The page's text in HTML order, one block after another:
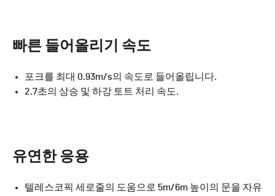
빠른 들어올리기 속도
포크를 최대 0.93m/s의 속도로 들어올립니다.
2.7초의 상승 및 하강 토트 처리 속도.
유연한 응용
텔레스코픽 세로줄의 도움으로 5m/6m 높이의 문을 자유